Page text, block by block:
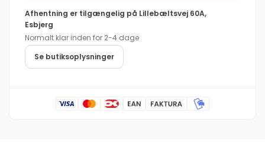
Wingate
50145-
977
-
Supreme
Trafikvest
50145-
977
vis
Afhentning er tilgængelig på Lillebæltsvej 60A,
Esbjerg
Normalt klar inden for 2-4 dage
Se butiksoplysninger